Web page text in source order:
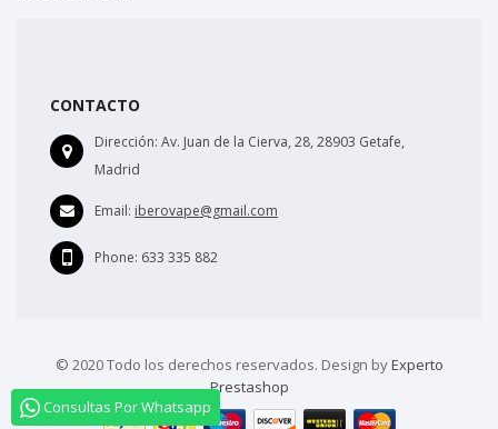
Consultas Por Whatsapp
CONTACTO
Dirección: Av. Juan de la Cierva, 28, 28903 Getafe,
Madrid
Email: iberovape@gmail.com
Phone: 633 335 882
© 2020 Todo los derechos reservados. Design byExperto
Prestashop